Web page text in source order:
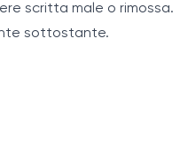
scritta male o rimossa.
sottostante.